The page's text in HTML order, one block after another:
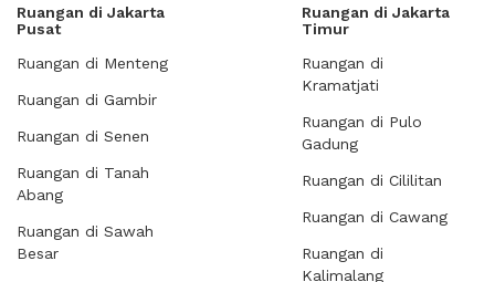
Ruangan di Jakarta
Pusat
Ruangan di Menteng
Ruangan di Gambir
Ruangan di Senen
Ruangan di Tanah
Abang
Ruangan di Sawah
Besar
Ruangan di Jakarta
Timur
Ruangan di
Kramatjati
Ruangan di Pulo
Gadung
Ruangan di Cililitan
Ruangan di Cawang
Ruangan di
Kalimalang